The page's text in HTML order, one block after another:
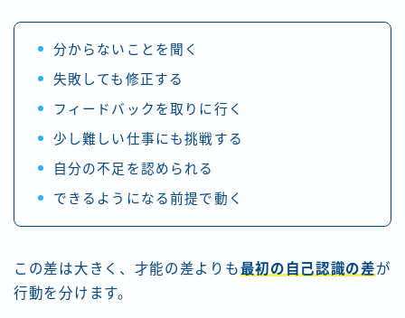
分からないことを聞く
失敗しても修正する
フィードバックを取りに行く
少し難しい仕事にも挑戦する
自分の不足を認められる
できるようになる前提で動く
この差は大きく、才能の差よりも最初の自己認識の差が
行動を分けます。